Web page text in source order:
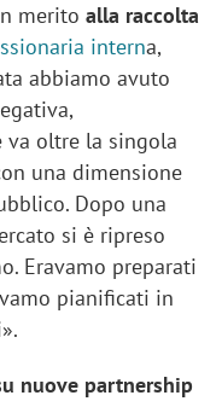
merito alla raccolta
interna,
abbiamo avuto
va oltre la singola
una dimensione
Dopo una
si è ripreso
Eravamo preparati
pianificati in
nuove partnership